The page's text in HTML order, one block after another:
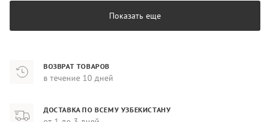
Показать еще
ВОЗВРАТ ТОВАРОВ
в течение 10 дней
ДОСТАВКА ПО ВСЕМУ УЗБЕКИСТАНУ